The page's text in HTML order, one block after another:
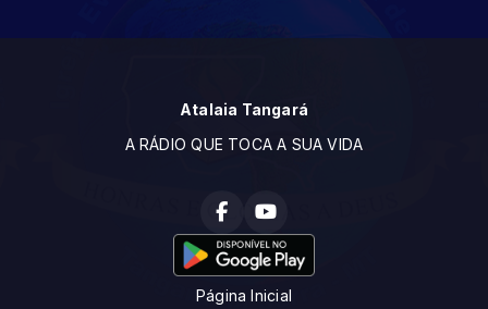
Atalaia Tangará
A RÁDIO QUE TOCA A SUA VIDA
Página Inicial